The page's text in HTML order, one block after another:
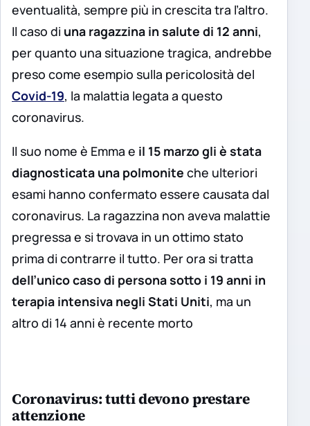
eventualità, sempre più in crescita tra l’altro.
Il caso di una ragazzina in salute di 12 anni,
per quanto una situazione tragica, andrebbe
preso come esempio sulla pericolosità del
Covid-19, la malattia legata a questo
coronavirus.
Il suo nome è Emma e il 15 marzo gli è stata
diagnosticata una polmonite che ulteriori
esami hanno confermato essere causata dal
coronavirus. La ragazzina non aveva malattie
pregressa e si trovava in un ottimo stato
prima di contrarre il tutto. Per ora si tratta
dell’unico caso di persona sotto i 19 anni in
terapia intensiva negli Stati Uniti, ma un
altro di 14 anni è recente morto
Coronavirus: tutti devono prestare
attenzione